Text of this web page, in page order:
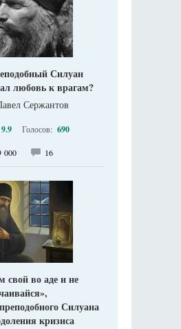
Силуан
любовь к врагам?
Сержантов
9.9 Голосов: 690
000 16
свой во аде и не
Силуана
кризиса